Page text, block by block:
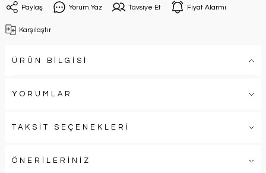
Paylaş Yorum Yaz Tavsiye Et Fiyat Alarmı
Karşılaştır
ÜRÜN BİLGİSİ
YORUMLAR
TAKSİT SEÇENEKLERİ
ÖNERİLERİNİZ